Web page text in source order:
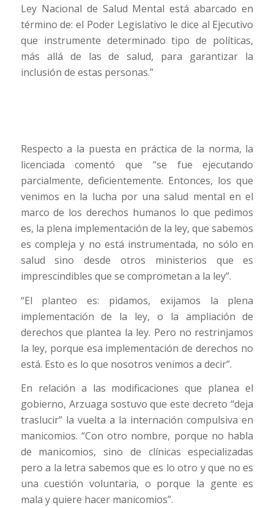
Ley Nacional de Salud Mental está abarcado en
término de: el Poder Legislativo le dice al Ejecutivo
que instrumente determinado tipo de políticas,
más allá de las de salud, para garantizar la
inclusión de estas personas.”
Respecto a la puesta en práctica de la norma, la
licenciada comentó que “se fue ejecutando
parcialmente, deficientemente. Entonces, los que
venimos en la lucha por una salud mental en el
marco de los derechos humanos lo que pedimos
es, la plena implementación de la ley, que sabemos
es compleja y no está instrumentada, no sólo en
salud sino desde otros ministerios que es
imprescindibles que se comprometan a la ley”.
“El planteo es: pidamos, exijamos la plena
implementación de la ley, o la ampliación de
derechos que plantea la ley. Pero no restrinjamos
la ley, porque esa implementación de derechos no
está. Esto es lo que nosotros venimos a decir”.
En relación a las modificaciones que planea el
gobierno, Arzuaga sostuvo que este decreto “deja
traslucir” la vuelta a la internación compulsiva en
manicomios. “Con otro nombre, porque no habla
de manicomios, sino de clínicas especializadas
pero a la letra sabemos que es lo otro y que no es
una cuestión voluntaria, o porque la gente es
mala y quiere hacer manicomios”.